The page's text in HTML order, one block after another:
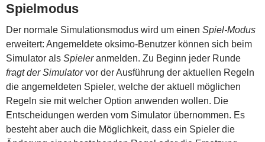
Spielmodus
Der normale Simulationsmodus wird um einen Spiel-Modus
erweitert: Angemeldete oksimo-Benutzer können sich beim
Simulator als Spieleranmelden. Zu Beginn jeder Runde
fragt der Simulatorvor der Ausführung der aktuellen Regeln
die angemeldeten Spieler, welche der aktuell möglichen
Regeln sie mit welcher Option anwenden wollen. Die
Entscheidungen werden vom Simulator übernommen. Es
besteht aber auch die Möglichkeit, dass ein Spieler die